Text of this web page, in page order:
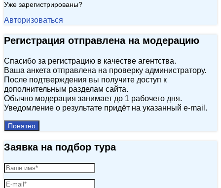
Уже зарегистрированы?
Авторизоваться
Регистрация отправлена на модерацию
Спасибо за регистрацию в качестве агентства.
Ваша анкета отправлена на проверку администратору.
После подтверждения вы получите доступ к
дополнительным разделам сайта.
Обычно модерация занимает до 1 рабочего дня.
Уведомление о результате придёт на указанный e‑mail.
Понятно
Заявка на подбор тура